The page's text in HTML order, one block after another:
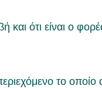
και ότι είναι ο
το